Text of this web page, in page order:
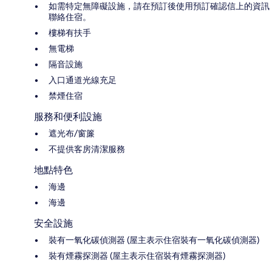
如需特定無障礙設施，請在預訂後使用預訂確認信上的資訊
聯絡住宿。
樓梯有扶手
無電梯
隔音設施
入口通道光線充足
禁煙住宿
服務和便利設施
遮光布/窗簾
不提供客房清潔服務
地點特色
海邊
海邊
安全設施
裝有一氧化碳偵測器 (屋主表示住宿裝有一氧化碳偵測器)
裝有煙霧探測器 (屋主表示住宿裝有煙霧探測器)